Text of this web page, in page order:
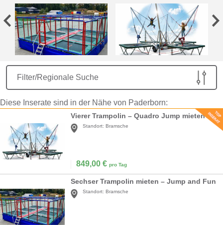
Filter/Regionale Suche
Diese Inserate sind in der Nähe von Paderborn:
Vierer Trampolin – Quadro Jump mieten
Standort: Bramsche
849,00 € pro Tag
Sechser Trampolin mieten – Jump and Fun
Standort: Bramsche